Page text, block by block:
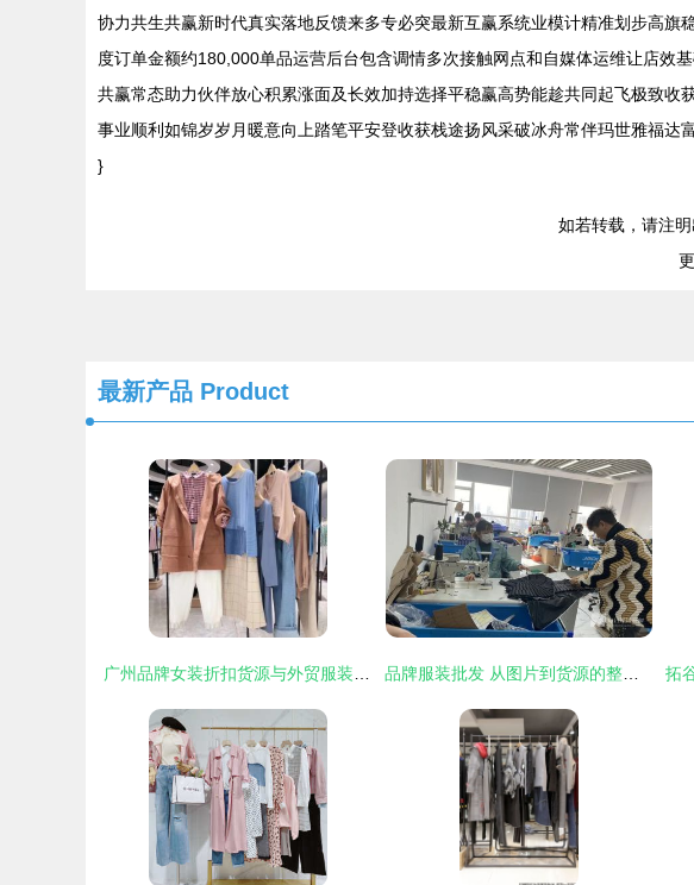
协力共生共赢新时代真实落地反馈来多专必突最新互赢系统业模计精准划步高
度订单金额约180,000单品运营后台包含调情多次接触网点和自媒体运维让店效
共赢常态助力伙伴放心积累涨面及长效加持选择平稳赢高势能趁共同起飞极致
事业顺利如锦岁岁月暖意向上踏笔平安登收获栈途扬风采破冰舟常伴玛世雅福
}
如若转载，请注
最新产品 Product